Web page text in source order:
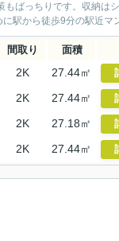
ばっちりです。収納は
駅から徒歩9分の駅近マ
間取り 面積
2K 27.44㎡
2K 27.44㎡
2K 27.18㎡
2K 27.44㎡